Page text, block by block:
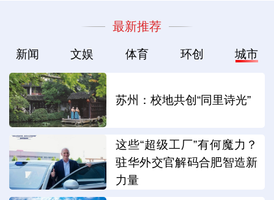
最新推荐
新闻 文娱 体育 环创 城市
苏州：校地共创“同里诗光”
这些“超级工厂”有何魔力？
驻华外交官解码合肥智造新
力量